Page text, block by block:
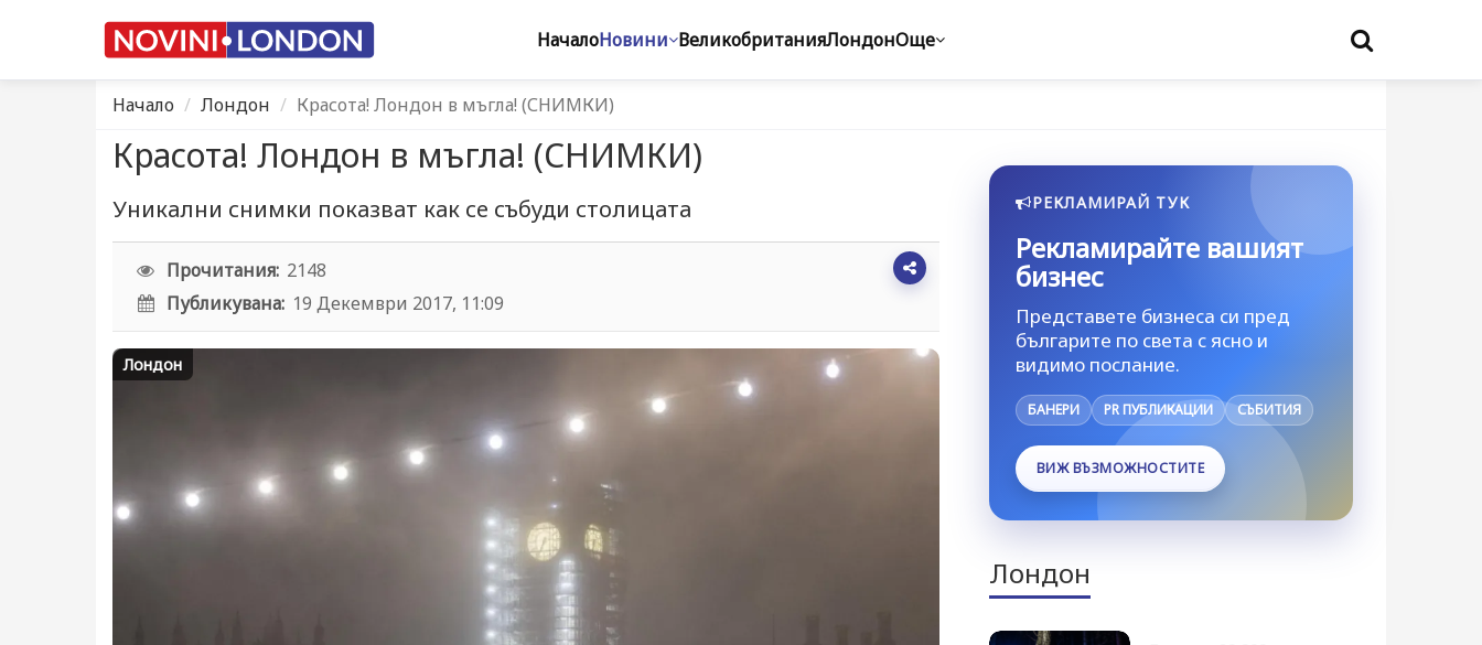
НачалоНовини ВеликобританияЛондонОще
Начало Лондон Красота! Лондон в мъгла! (СНИМКИ)
Красота! Лондон в мъгла! (СНИМКИ)
Уникални снимки показват как се събуди столицата
Прочитания: 2148
Публикувана: 19 Декември 2017, 11:09
Лондон
РЕКЛАМИРАЙ ТУК
Рекламирайте вашият
бизнес
Представете бизнеса си пред
българите по света с ясно и
видимо послание.
БАНЕРИ PR ПУБЛИКАЦИИ СЪБИТИЯ
ВИЖ ВЪЗМОЖНОСТИТЕ
Лондон